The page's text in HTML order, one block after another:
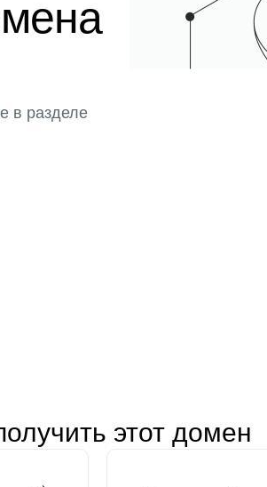
в разделе
этот домен